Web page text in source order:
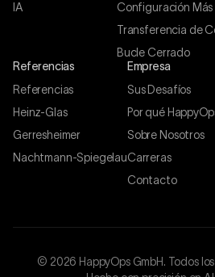
IA
Configuración Más
Transferencia de
Bucle Cerrado
Referencias
Referencias
Heinz-Glas
Gerresheimer
Nachtmann-Spiegelau
Empresa
Sus Desafíos
Por qué
Sobre Nosotros
Carreras
Contacto
© 2026 HappyOps GmbH. Todos